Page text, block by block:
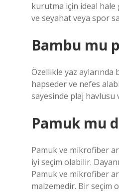
kurutma için ideal hale
ve seyahat veya spor
Bambu mu
Özellikle yaz
hapseder ve nefes
sayesinde plaj havlusu
Pamuk mu
Pamuk ve mikrofiber
iyi seçim olabilir.
Pamuk ve mikrofiber
malzemedir. Bir seçim